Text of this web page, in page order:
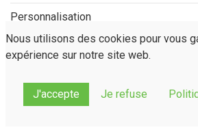
Personnalisation
Taille
T0 T1 T2 T3
Nous utilisons des cookies pour vous
expérience sur notre site web.
J'accepte Je refuse